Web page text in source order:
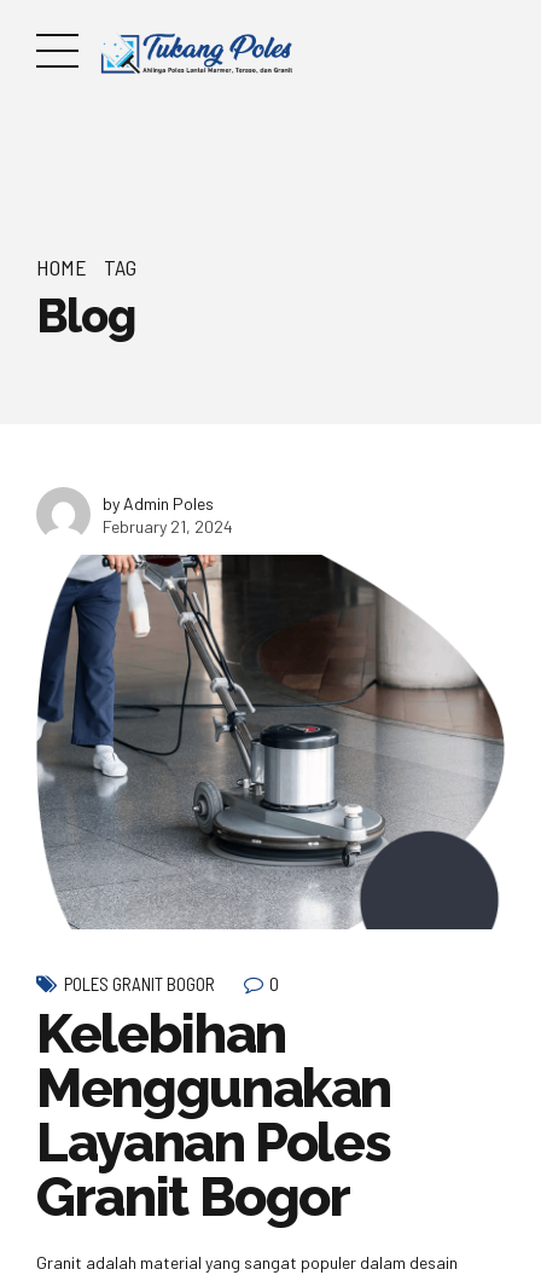
HOME TAG
Blog
by Admin Poles
February 21, 2024
POLES GRANIT BOGOR 0
Kelebihan
Menggunakan
Layanan Poles
Granit Bogor
Granit adalah material yang sangat populer dalam desain